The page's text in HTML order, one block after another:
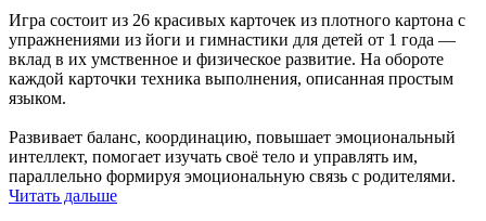
Игра состоит из 26 красивых карточек из плотного картона с
упражнениями из йоги и гимнастики для детей от 1 года —
вклад в их умственное и физическое развитие. На обороте
каждой карточки техника выполнения, описанная простым
языком.
Развивает баланс, координацию, повышает эмоциональный
интеллект, помогает изучать своё тело и управлять им,
параллельно формируя эмоциональную связь с родителями.
Читать дальше